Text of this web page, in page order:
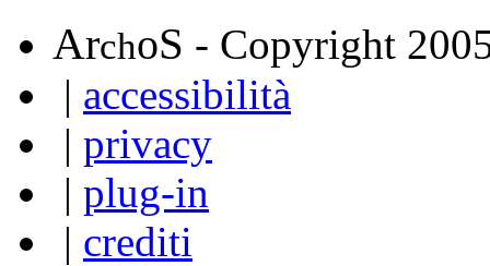
ArchoS - Copyright
| accessibilità
| privacy
| plug-in
| crediti